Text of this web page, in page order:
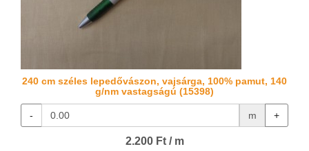
240 cm széles lepedővászon, vajsárga, 100% pamut, 140
g/nm vastagságú (15398)
- m +
2.200 Ft / m